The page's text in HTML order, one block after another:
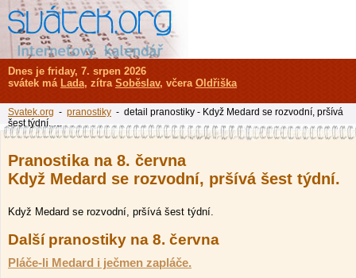
Pranostika na 8. června
Když Medard se rozvodní, pršívá šest týdní.
Když Medard se rozvodní, pršívá šest týdní.
Další pranostiky na 8. června
Pláče-li Medard i ječmen zapláče.
Dnes je friday, 7. srpen 2026
svátek má Lada, zítra Soběslav, včera Oldřiška
Svatek.org - pranostiky - detail pranostiky - Když Medard se rozvodní, pršívá
šest týdní. …